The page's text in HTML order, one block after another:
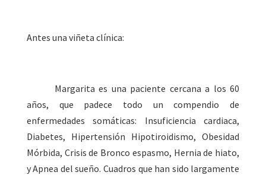
Antes una viñeta clínica:
Margarita es una paciente cercana a los 60
años, que padece todo un compendio de
enfermedades somáticas: Insuficiencia cardiaca,
Diabetes, Hipertensión Hipotiroidismo, Obesidad
Mórbida, Crisis de Bronco espasmo, Hernia de hiato,
y Apnea del sueño. Cuadros que han sido largamente